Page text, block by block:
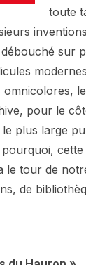
toute
sur
pour le
plus large
le tour de
de